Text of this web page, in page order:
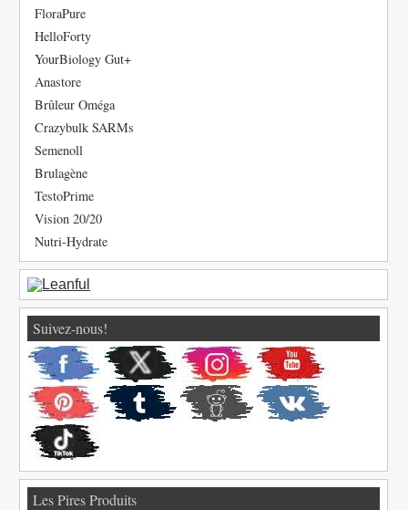
FloraPure
HelloForty
YourBiology Gut+
Anastore
Brûleur Oméga
Crazybulk SARMs
Semenoll
Brulagène
TestoPrime
Vision 20/20
Nutri-Hydrate
Suivez-nous!
Les Pires Produits